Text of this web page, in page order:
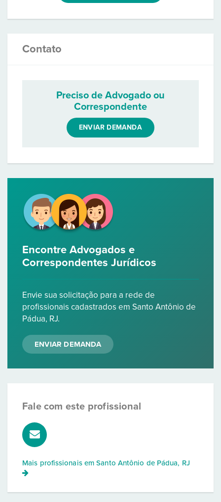
Contato
Preciso de Advogado ou
Correspondente
ENVIAR DEMANDA
Encontre Advogados e
Correspondentes Jurídicos
Envie sua solicitação para a rede de
profissionais cadastrados em Santo Antônio de
Pádua, RJ.
ENVIAR DEMANDA
Fale com este profissional
Mais profissionais emSanto Antônio de Pádua, RJ